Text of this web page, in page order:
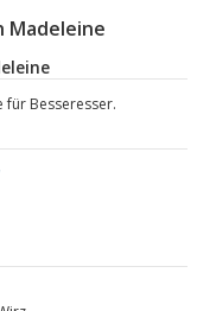
Madeleine
für Besseresser.